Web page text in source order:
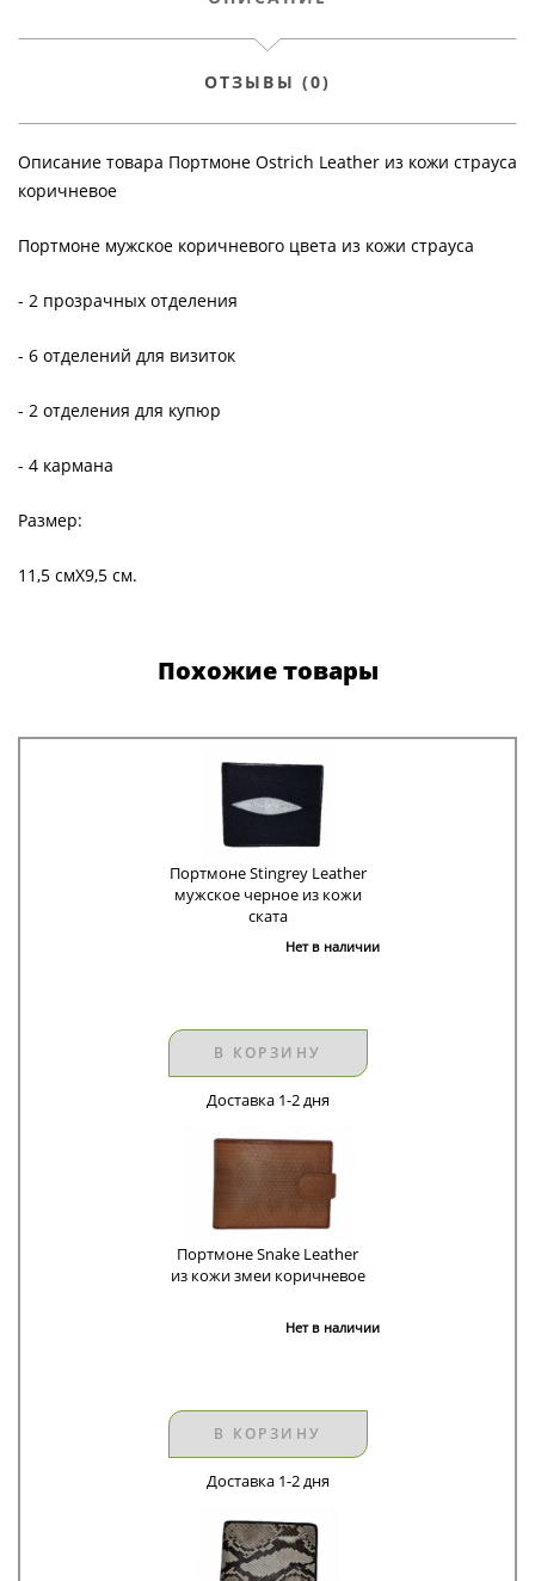
ОТЗЫВЫ (0)
Описание товара Портмоне Ostrich Leather из кожи страуса
коричневое
Портмоне мужское коричневого цвета из кожи страуса
- 2 прозрачных отделения
- 6 отделений для визиток
- 2 отделения для купюр
- 4 кармана
Размер:
11,5 смХ9,5 см.
Похожие товары
Портмоне Stingrey Leather
мужское черное из кожи
ската
Нет в наличии
В КОРЗИНУ
Доставка 1-2 дня
Портмоне Snake Leather
из кожи змеи коричневое
Нет в наличии
В КОРЗИНУ
Доставка 1-2 дня